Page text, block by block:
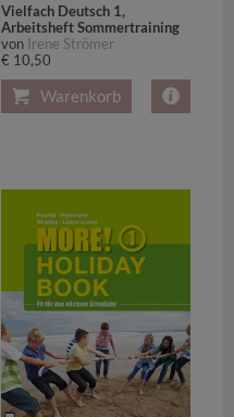
Vielfach Deutsch 1,
Arbeitsheft Sommertraining
von Irene Strömer
€ 10,50
Warenkorb